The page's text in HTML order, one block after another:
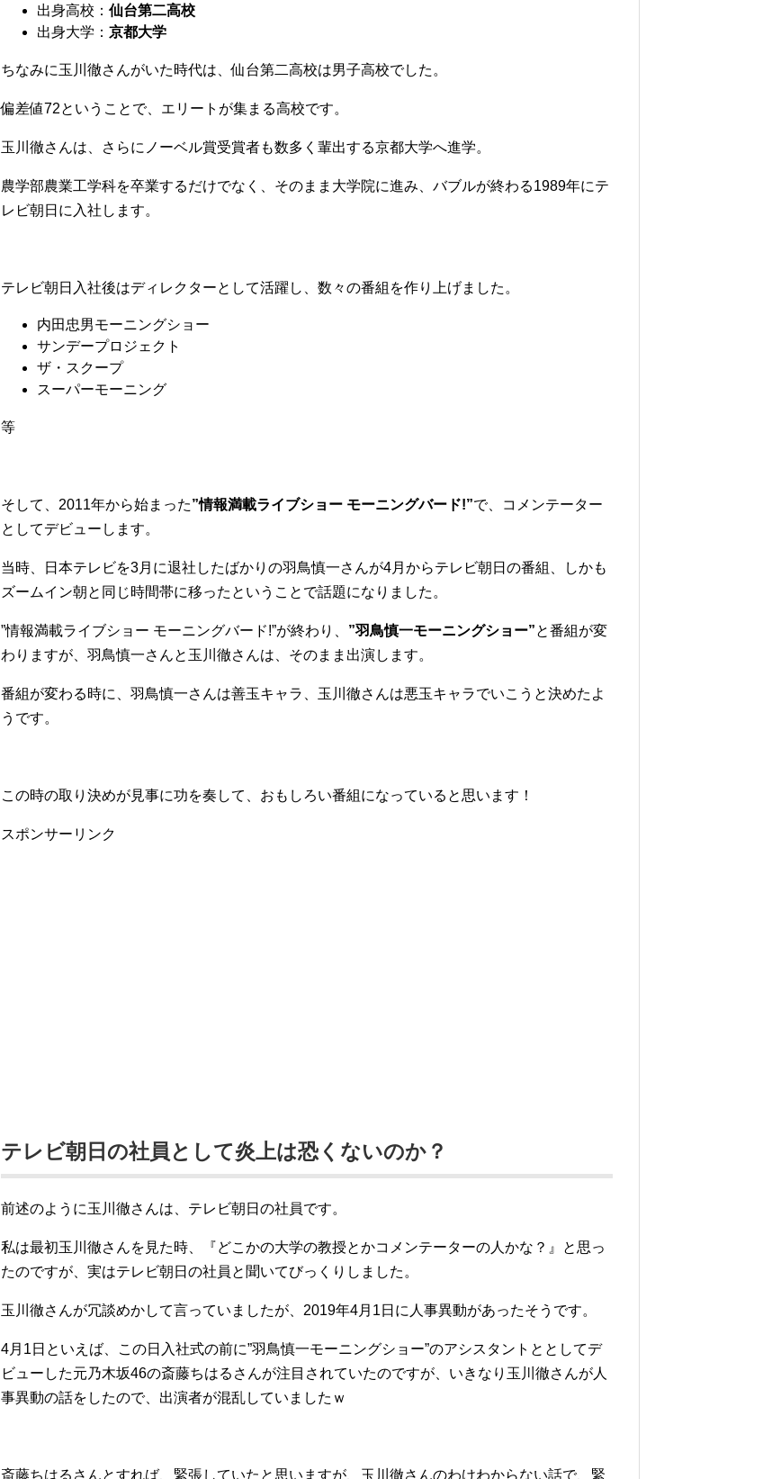
出身高校： 仙台第二高校
出身大学： 京都大学
ちなみに玉川徹さんがいた時代は、仙台第二高校は男子高校でした。
偏差値72ということで、エリートが集まる高校です。
玉川徹さんは、さらにノーベル賞受賞者も数多く輩出する京都大学へ進学。
農学部農業工学科を卒業するだけでなく、そのまま大学院に進み、バブルが終わる1989年にテ
レビ朝日に入社します。
テレビ朝日入社後はディレクターとして活躍し、数々の番組を作り上げました。
内田忠男モーニングショー
サンデープロジェクト
ザ・スクープ
スーパーモーニング
等
そして、2011年から始まった”情報満載ライブショー モーニングバード!”で、コメンテーター
としてデビューします。
当時、日本テレビを3月に退社したばかりの羽鳥慎一さんが4月からテレビ朝日の番組、しかも
ズームイン朝と同じ時間帯に移ったということで話題になりました。
”情報満載ライブショー モーニングバード!”が終わり、 ”羽鳥慎一モーニングショー”と番組が変
わりますが、羽鳥慎一さんと玉川徹さんは、そのまま出演します。
番組が変わる時に、羽鳥慎一さんは善玉キャラ、玉川徹さんは悪玉キャラでいこうと決めたよ
うです。
この時の取り決めが見事に功を奏して、おもしろい番組になっていると思います！
スポンサーリンク
テレビ朝日の社員として炎上は恐くないのか？
前述のように玉川徹さんは、テレビ朝日の社員です。
私は最初玉川徹さんを見た時、『どこかの大学の教授とかコメンテーターの人かな？』と思っ
たのですが、実はテレビ朝日の社員と聞いてびっくりしました。
玉川徹さんが冗談めかして言っていましたが、2019年4月1日に人事異動があったそうです。
4月1日といえば、この日入社式の前に”羽鳥慎一モーニングショー”のアシスタントととしてデ
ビューした元乃木坂46の斎藤ちはるさんが注目されていたのですが、いきなり玉川徹さんが人
事異動の話をしたので、出演者が混乱していましたｗ
斎藤ちはるさんとすれば、緊張していたと思いますが、玉川徹さんのわけわからない話で、緊